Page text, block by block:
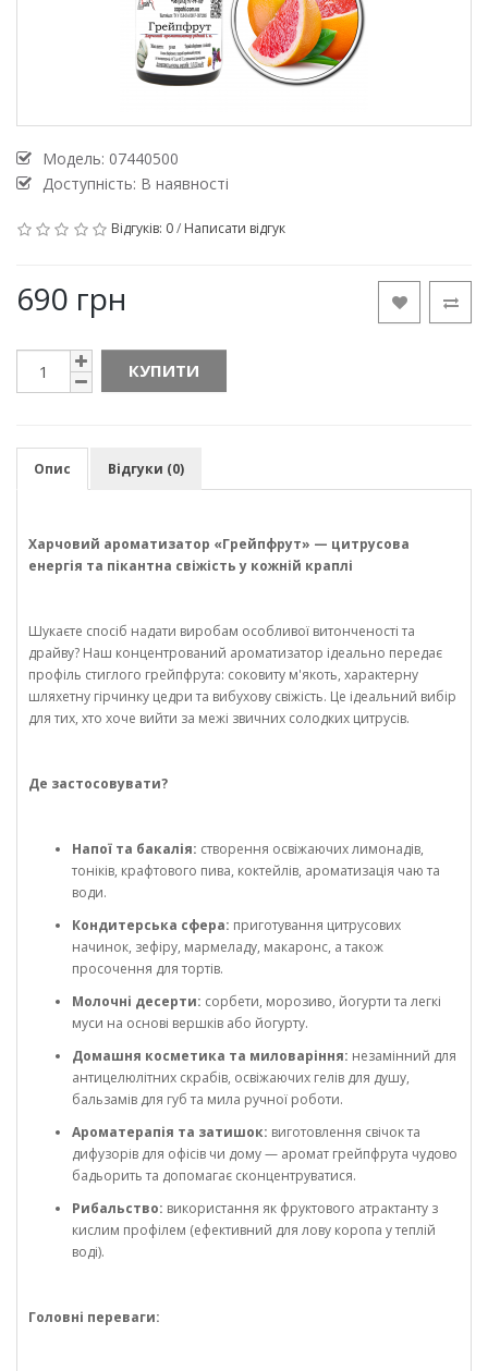
Модель: 07440500
Доступність: В наявності
Відгуків: 0/ Написати відгук
690 грн
КУПИТИ
Опис Відгуки (0)
Харчовий ароматизатор «Грейпфрут» — цитрусова
енергія та пікантна свіжість у кожній краплі
Шукаєте спосіб надати виробам особливої витонченості та
драйву? Наш концентрований ароматизатор ідеально передає
профіль стиглого грейпфрута: соковиту м'якоть, характерну
шляхетну гірчинку цедри та вибухову свіжість. Це ідеальний вибір
для тих, хто хоче вийти за межі звичних солодких цитрусів.
Де застосовувати?
Напої та бакалія: створення освіжаючих лимонадів,
тоніків, крафтового пива, коктейлів, ароматизація чаю та
води.
Кондитерська сфера: приготування цитрусових
начинок, зефіру, мармеладу, макаронс, а також
просочення для тортів.
Молочні десерти: сорбети, морозиво, йогурти та легкі
муси на основі вершків або йогурту.
Домашня косметика та миловаріння: незамінний для
антицелюлітних скрабів, освіжаючих гелів для душу,
бальзамів для губ та мила ручної роботи.
Ароматерапія та затишок: виготовлення свічок та
дифузорів для офісів чи дому — аромат грейпфрута чудово
бадьорить та допомагає сконцентруватися.
Рибальство: використання як фруктового атрактанту з
кислим профілем (ефективний для лову коропа у теплій
воді).
Головні переваги: